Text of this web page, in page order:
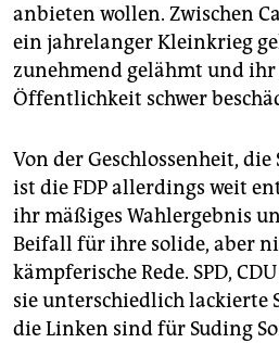
anbieten wollen. Zwischen
ein jahrelanger Kleinkrieg
zunehmend gelähmt und
Öffentlichkeit schwer
Von der Geschlossenheit,
ist die FDP allerdings weit
ihr mäßiges Wahlergebnis
Beifall für ihre solide, aber
kämpferische Rede. SPD,
sie unterschiedlich lackierte
die Linken sind für Suding